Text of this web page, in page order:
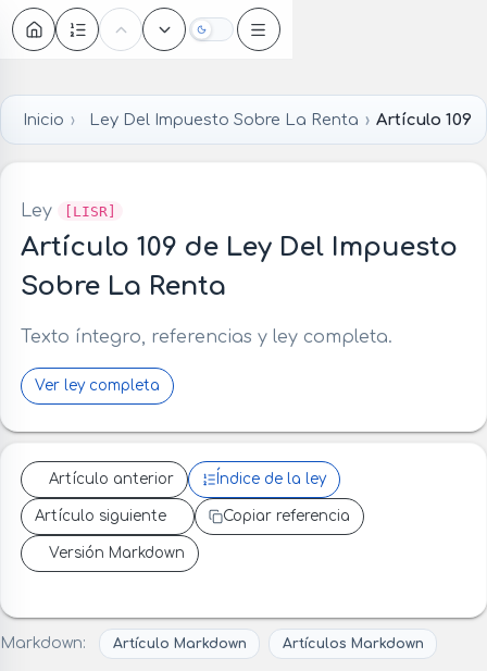
Oscuro
Inicio Ley Del Impuesto Sobre La Renta Artículo 109
Ley [LISR]
Artículo 109 de Ley Del Impuesto
Sobre La Renta
Texto íntegro, referencias y ley completa.
Ver ley completa
Artículo anterior Índice de la ley
Artículo siguiente Copiar referencia
Versión Markdown
Markdown: Artículo Markdown Artículos Markdown